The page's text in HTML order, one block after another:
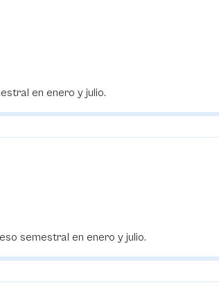
en enero y julio.
semestral en enero y julio.